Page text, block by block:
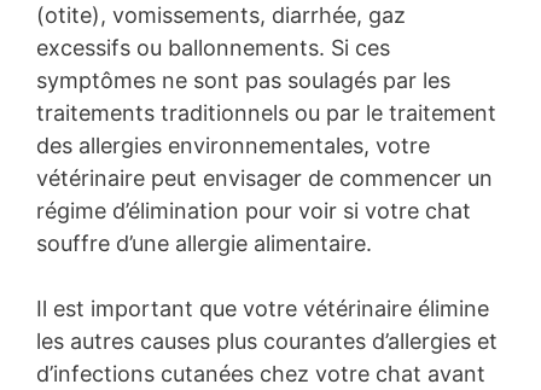
(otite), vomissements, diarrhée, gaz
excessifs ou ballonnements. Si ces
symptômes ne sont pas soulagés par les
traitements traditionnels ou par le traitement
des allergies environnementales, votre
vétérinaire peut envisager de commencer un
régime d’élimination pour voir si votre chat
souffre d’une allergie alimentaire.
Il est important que votre vétérinaire élimine
les autres causes plus courantes d’allergies et
d’infections cutanées chez votre chat avant